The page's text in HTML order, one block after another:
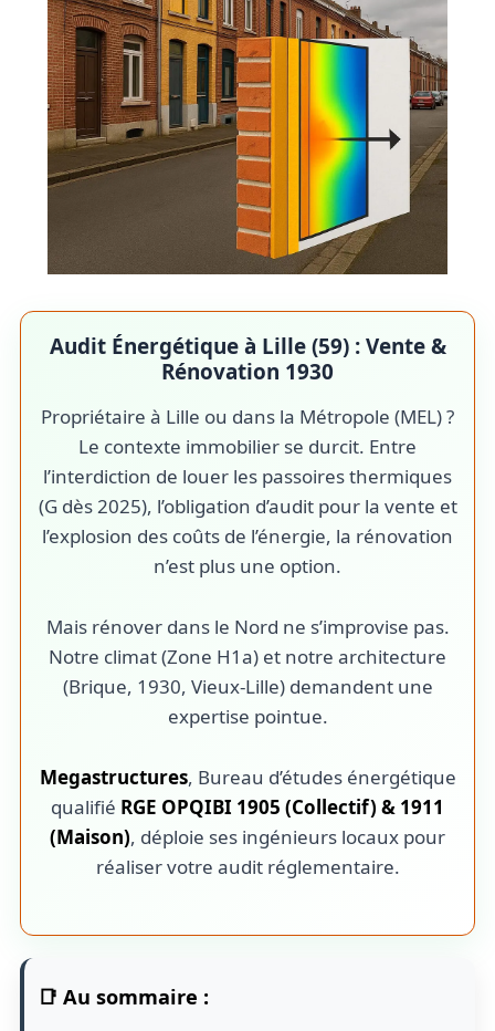
Audit Énergétique à Lille (59) : Vente &
Rénovation 1930
Propriétaire à Lille ou dans la Métropole (MEL) ?
Le contexte immobilier se durcit. Entre
l’interdiction de louer les passoires thermiques
(G dès 2025), l’obligation d’audit pour la vente et
l’explosion des coûts de l’énergie, la rénovation
n’est plus une option.
Mais rénover dans le Nord ne s’improvise pas.
Notre climat (Zone H1a) et notre architecture
(Brique, 1930, Vieux-Lille) demandent une
expertise pointue.
Megastructures, Bureau d’études énergétique
qualifié RGE OPQIBI 1905 (Collectif) & 1911
(Maison), déploie ses ingénieurs locaux pour
réaliser votre audit réglementaire.
📑 Au sommaire :